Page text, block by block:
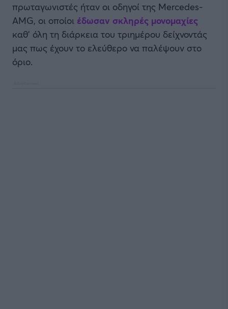
πρωταγωνιστές ήταν οι οδηγοί της Mercedes-
AMG, οι οποίοι έδωσαν σκληρές μονομαχίες
καθ’ όλη τη διάρκεια του τριημέρου δείχνοντάς
μας πως έχουν το ελεύθερο να παλέψουν στο
όριο.